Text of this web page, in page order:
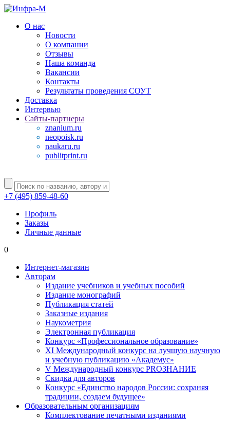
О нас
Новости
О компании
Отзывы
Наша команда
Вакансии
Контакты
Результаты проведения СОУТ
Доставка
Интервью
Сайты-партнеры
znanium.ru
neopoisk.ru
naukaru.ru
publitprint.ru
+7 (495) 859-48-60
Профиль
Заказы
Личные данные
0
Интернет-магазин
Авторам
Издание учебников и учебных пособий
Издание монографий
Публикация статей
Заказные издания
Наукометрия
Электронная публикация
Конкурс «Профессиональное образование»
XI Международный конкурс на лучшую научную
и учебную публикацию «Академус»
V Международный конкурс PROЗНАНИЕ
Скидка для авторов
Конкурс «Единство народов России: сохраняя
традиции, создаем будущее»
Образовательным организациям
Комплектование печатными изданиями